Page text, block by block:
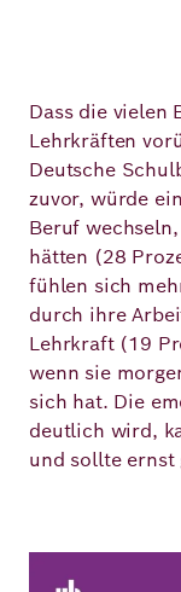
Dass die vielen
Lehrkräften
Deutsche
zuvor, würde
Beruf
hätten (28
fühlen sich
durch ihre
Lehrkraft (19
wenn sie
sich hat. Die
deutlich wird,
und sollte ernst